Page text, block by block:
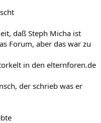
daß Steph Micha ist
Forum, aber das war zu
in den elternforen.de
der schrieb was er